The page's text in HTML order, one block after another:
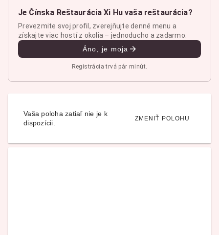
Je Čínska Reštaurácia Xi Hu vaša reštaurácia?
Prevezmite svoj profil, zverejňujte denné menu a
získajte viac hostí z okolia – jednoducho a zadarmo.
Áno, je moja
Registrácia trvá pár minút.
Vaša poloha zatiaľ nie je k
dispozícii.
ZMENIŤ POLOHU